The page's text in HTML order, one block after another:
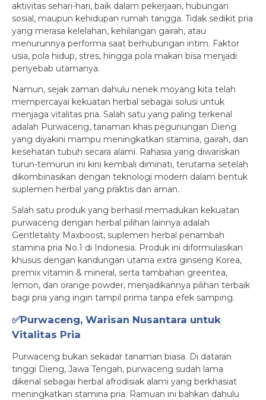
aktivitas sehari-hari, baik dalam pekerjaan, hubungan
sosial, maupun kehidupan rumah tangga. Tidak sedikit pria
yang merasa kelelahan, kehilangan gairah, atau
menurunnya performa saat berhubungan intim. Faktor
usia, pola hidup, stres, hingga pola makan bisa menjadi
penyebab utamanya.
Namun, sejak zaman dahulu nenek moyang kita telah
mempercayai kekuatan herbal sebagai solusi untuk
menjaga vitalitas pria. Salah satu yang paling terkenal
adalah Purwaceng, tanaman khas pegunungan Dieng
yang diyakini mampu meningkatkan stamina, gairah, dan
kesehatan tubuh secara alami. Rahasia yang diwariskan
turun-temurun ini kini kembali diminati, terutama setelah
dikombinasikan dengan teknologi modern dalam bentuk
suplemen herbal yang praktis dan aman.
Salah satu produk yang berhasil memadukan kekuatan
purwaceng dengan herbal pilihan lainnya adalah
Gentletality Maxboost, suplemen herbal penambah
stamina pria No.1 di Indonesia. Produk ini diformulasikan
khusus dengan kandungan utama extra ginseng Korea,
premix vitamin & mineral, serta tambahan greentea,
lemon, dan orange powder, menjadikannya pilihan terbaik
bagi pria yang ingin tampil prima tanpa efek samping.
✅Purwaceng, Warisan Nusantara untuk
Vitalitas Pria
Purwaceng bukan sekadar tanaman biasa. Di dataran
tinggi Dieng, Jawa Tengah, purwaceng sudah lama
dikenal sebagai herbal afrodisiak alami yang berkhasiat
meningkatkan stamina pria. Ramuan ini bahkan dahulu